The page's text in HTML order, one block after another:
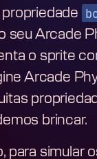
seu Arcade
o sprite
Arcade
brincar.
para simular